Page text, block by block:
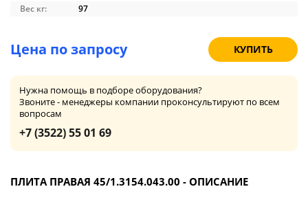
Вес кг:
97
Цена по запросу КУПИТЬ
Нужна помощь в подборе оборудования?
Звоните - менеджеры компании проконсультируют по всем
вопросам
+7 (3522) 55 01 69
ПЛИТА ПРАВАЯ 45/1.3154.043.00 - ОПИСАНИЕ